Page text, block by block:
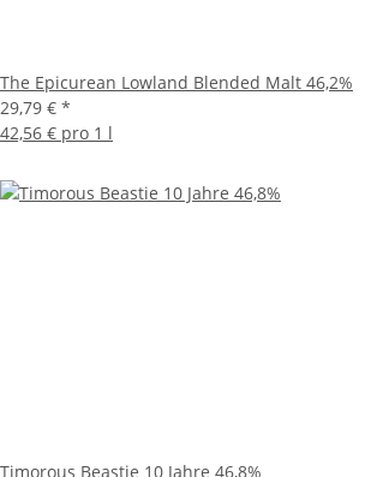
The Epicurean Lowland Blended Malt 46,2%
29,79 € *
42,56 € pro 1 l
Timorous Beastie 10 Jahre 46,8%